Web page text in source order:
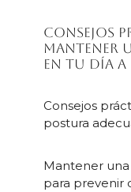
Consejos
mantener
en tu día a
Consejos
postura
Mantener
para prevenir